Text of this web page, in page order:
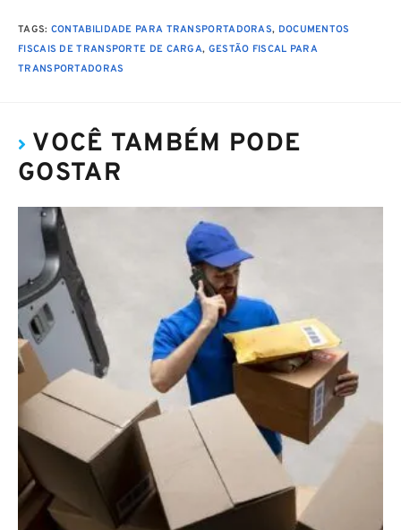
TAGS: CONTABILIDADE PARA TRANSPORTADORAS, DOCUMENTOS
FISCAIS DE TRANSPORTE DE CARGA, GESTÃO FISCAL PARA
TRANSPORTADORAS
VOCÊ TAMBÉM PODE
GOSTAR